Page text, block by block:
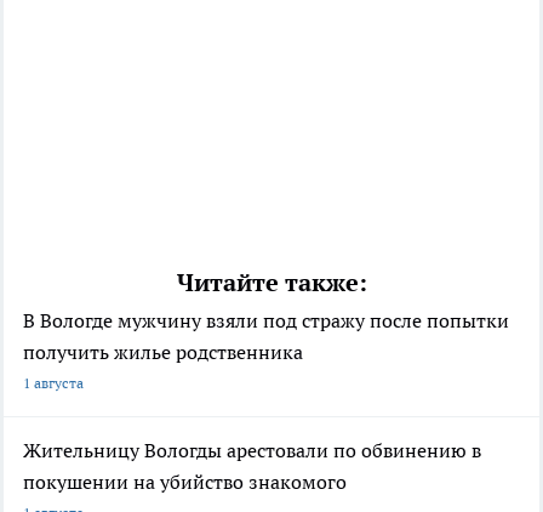
Читайте также:
В Вологде мужчину взяли под стражу после попытки
получить жилье родственника
1 августа
Жительницу Вологды арестовали по обвинению в
покушении на убийство знакомого